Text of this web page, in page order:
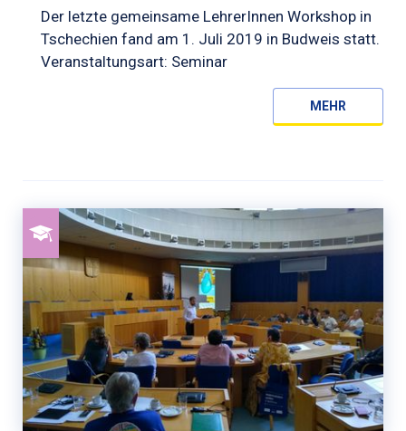
Der letzte gemeinsame LehrerInnen Workshop in
Tschechien fand am 1. Juli 2019 in Budweis statt.
Veranstaltungsart: Seminar
MEHR